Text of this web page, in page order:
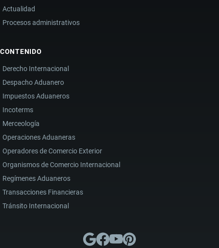
Actualidad
Procesos administrativos
CONTENIDO
Derecho Internacional
Despacho Aduanero
Impuestos Aduaneros
Incoterms
Merceología
Operaciones Aduaneras
Operadores de Comercio Exterior
Organismos de Comercio Internacional
Regímenes Aduaneros
Transacciones Financieras
Tránsito Internacional